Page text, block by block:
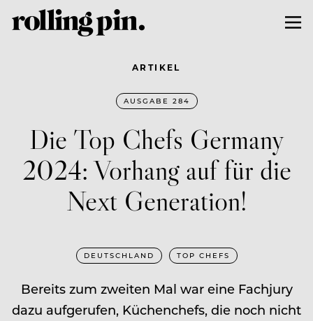
ARTIKEL
AUSGABE 284
Die Top Chefs Germany
2024: Vorhang auf für die
Next Generation!
DEUTSCHLAND TOP CHEFS
Bereits zum zweiten Mal war eine Fachjury
dazu aufge­rufen, Küchenchefs, die noch nicht